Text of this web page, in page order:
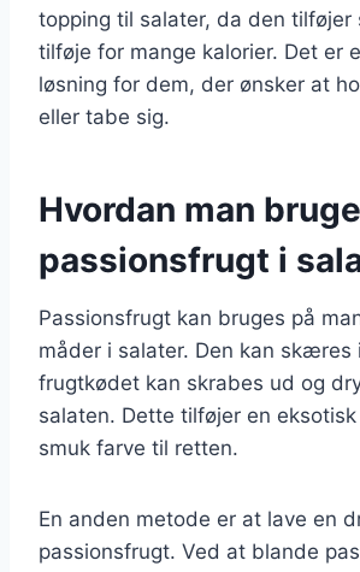
topping til salater, da den tilføjer
tilføje for mange kalorier. Det er
løsning for dem, der ønsker at
eller tabe sig.
Hvordan man
passionsfrugt i
Passionsfrugt kan bruges på
måder i salater. Den kan skæres
frugtkødet kan skrabes ud og
salaten. Dette tilføjer en
smuk farve til retten.
En anden metode er at lave en
passionsfrugt. Ved at blande